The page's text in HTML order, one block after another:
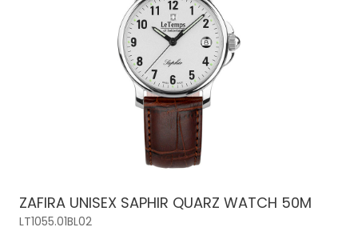
ZAFIRA UNISEX SAPHIR QUARZ WATCH 50M
LT1055.01BL02